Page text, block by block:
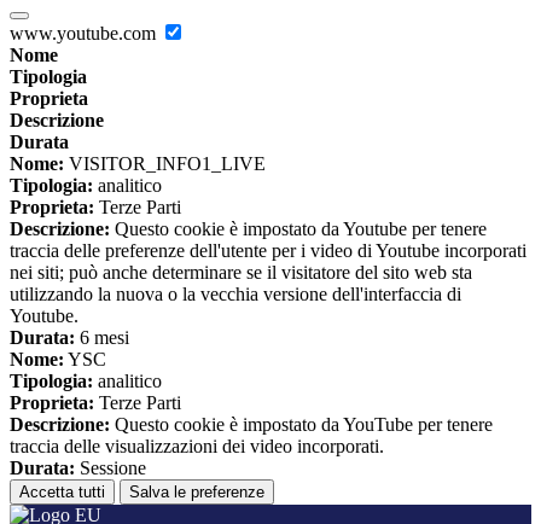
www.youtube.com
Nome
Tipologia
Proprieta
Descrizione
Durata
Nome: VISITOR_INFO1_LIVE
Tipologia: analitico
Proprieta: Terze Parti
Descrizione: Questo cookie è impostato da Youtube per tenere
traccia delle preferenze dell'utente per i video di Youtube incorporati
nei siti; può anche determinare se il visitatore del sito web sta
utilizzando la nuova o la vecchia versione dell'interfaccia di
Youtube.
Durata: 6 mesi
Nome: YSC
Tipologia: analitico
Proprieta: Terze Parti
Descrizione: Questo cookie è impostato da YouTube per tenere
traccia delle visualizzazioni dei video incorporati.
Durata: Sessione
Accetta tutti Salva le preferenze